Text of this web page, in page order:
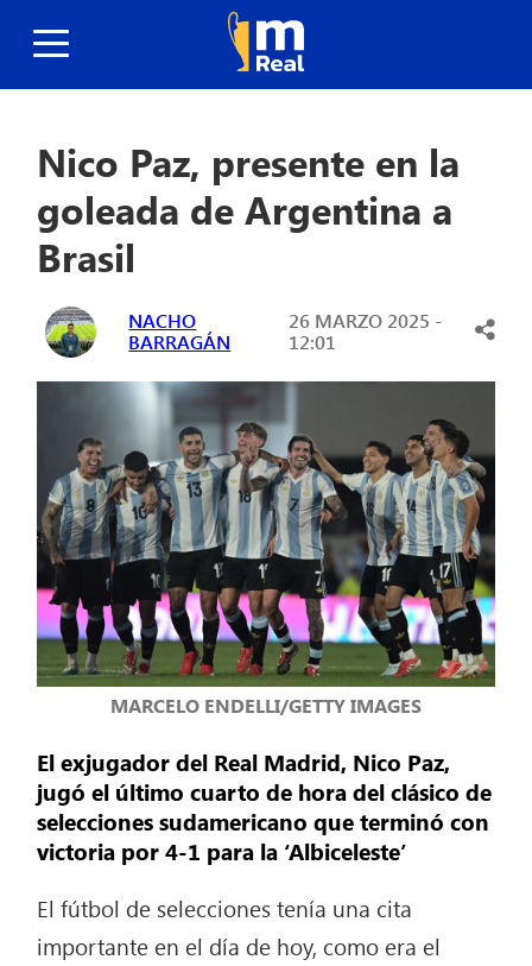
Nico Paz, presente en la
goleada de Argentina a
Brasil
NACHO
BARRAGÁN
26 MARZO 2025 -
12:01
MARCELO ENDELLI/GETTY IMAGES
El exjugador del Real Madrid, Nico Paz,
jugó el último cuarto de hora del clásico de
selecciones sudamericano que terminó con
victoria por 4-1 para la ‘Albiceleste’
El fútbol de selecciones tenía una cita
importante en el día de hoy, como era el